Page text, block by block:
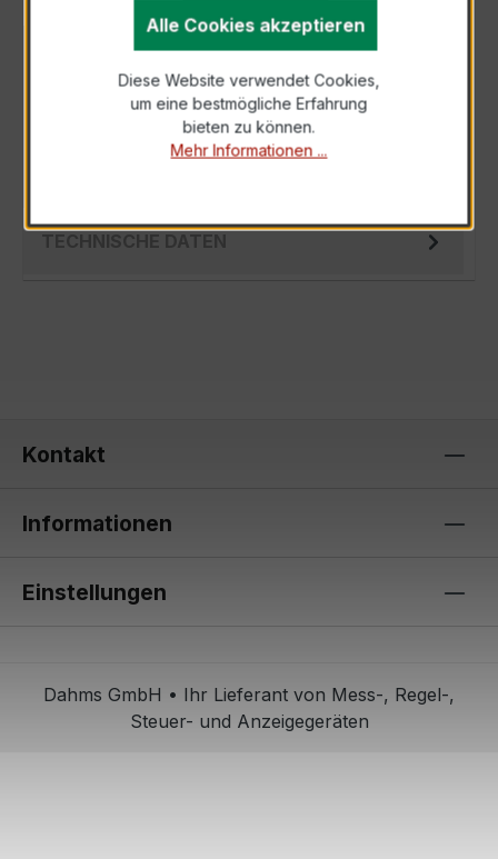
Der EASKD 31.5 3x150/1A 2,5VA Kl.0,5 ist ein
kompakter, hochpräziser Niederspannungs-
Verrechnungsstromwandler der bewährten…
TECHNISCHE DATEN
Kontakt
Informationen
Einstellungen
Dahms GmbH • Ihr Lieferant von Mess-, Regel-,
Steuer- und Anzeigegeräten
Alle Cookies akzeptieren
Diese Website verwendet Cookies,
um eine bestmögliche Erfahrung
bieten zu können.
Mehr Informationen ...